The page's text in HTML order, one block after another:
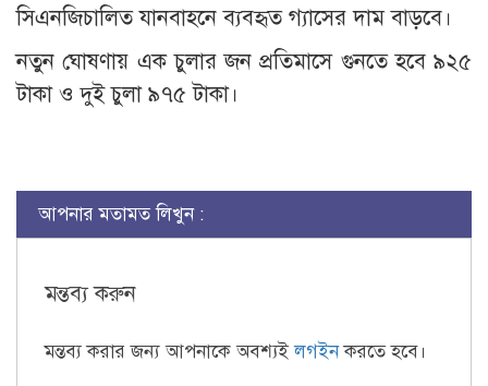
সিএনজিচালিত যানবাহনে ব্যবহৃত গ্যাসের দাম বাড়বে।
নতুন ঘোষণায় এক চুলার জন প্রতিমাসে গুনতে হবে ৯২৫
টাকা ও দুই চুলা ৯৭৫ টাকা।
আপনার মতামত লিখুন :
মন্তব্য করুন
মন্তব্য করার জন্য আপনাকে অবশ্যইলগইনকরতে হবে।